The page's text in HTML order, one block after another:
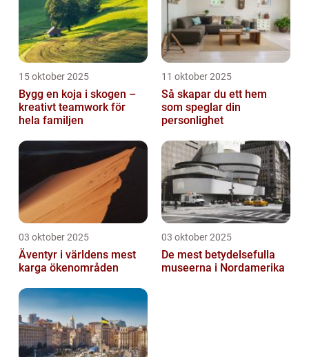
15 oktober 2025
Bygg en koja i skogen –
kreativt teamwork för
hela familjen
11 oktober 2025
Så skapar du ett hem
som speglar din
personlighet
03 oktober 2025
Äventyr i världens mest
karga ökenområden
03 oktober 2025
De mest betydelsefulla
museerna i Nordamerika